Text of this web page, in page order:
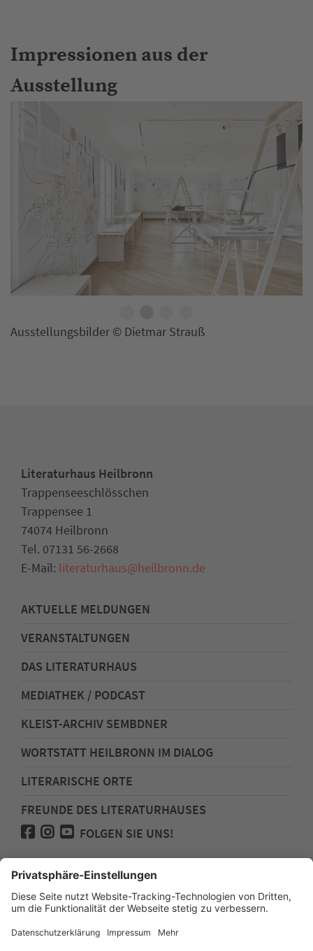
Impressionen aus der
Ausstellung
Ausstellungsbilder © Dietmar Strauß
Literaturhaus Heilbronn
Trappenseeschlösschen
Trappensee 1
74074 Heilbronn
Tel. 07131 56-2668
E-Mail: literaturhaus@heilbronn.de
AKTUELLE MELDUNGEN
VERANSTALTUNGEN
DAS LITERATURHAUS
MEDIATHEK / PODCAST
KLEIST-ARCHIV SEMBDNER
WORTSTATT HEILBRONN IM DIALOG
LITERARISCHE ORTE
FREUNDE DES LITERATURHAUSES
FOLGEN SIE UNS!
Impressum
Anfahrt
Datenschutz
Barrierefreiheit